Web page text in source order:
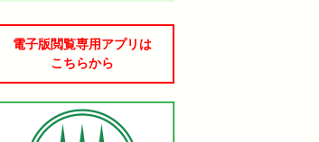
電子版閲覧専用アプリは
こちらから